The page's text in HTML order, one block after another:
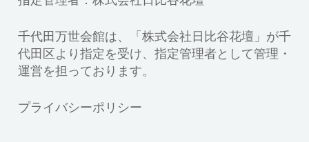
千代田万世会館は、「株式会社日比谷花壇」が千
代田区より指定を受け、指定管理者として管理・
運営を担っております。
プライバシーポリシー